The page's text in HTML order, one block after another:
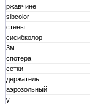
ржавчине
sibcolor
стены
сисибколор
3м
спотера
сетки
держатель
аэрозольный
у